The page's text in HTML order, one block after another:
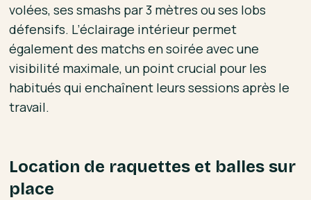
volées, ses smashs par 3 mètres ou ses lobs
défensifs. L’éclairage intérieur permet
également des matchs en soirée avec une
visibilité maximale, un point crucial pour les
habitués qui enchaînent leurs sessions après le
travail.
Location de raquettes et balles sur
place